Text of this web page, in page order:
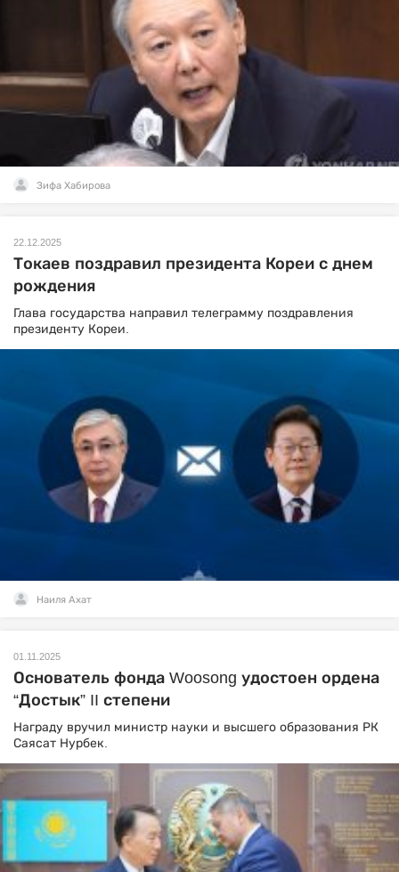
Зифа Хабирова
22.12.2025
Токаев поздравил президента Кореи с днем
рождения
Глава государства направил телеграмму поздравления
президенту Кореи.
Наиля Ахат
01.11.2025
Основатель фонда Woosong удостоен ордена
“Достык” II степени
Награду вручил министр науки и высшего образования РК
Саясат Нурбек.